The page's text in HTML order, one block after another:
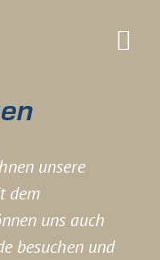
unsere
dem
uns auch
besuchen und